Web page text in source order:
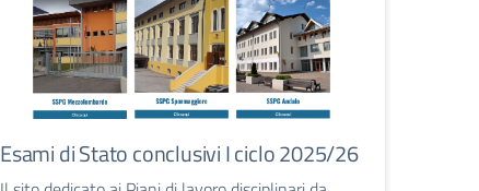
Esami di Stato conclusivi I ciclo 2025/26